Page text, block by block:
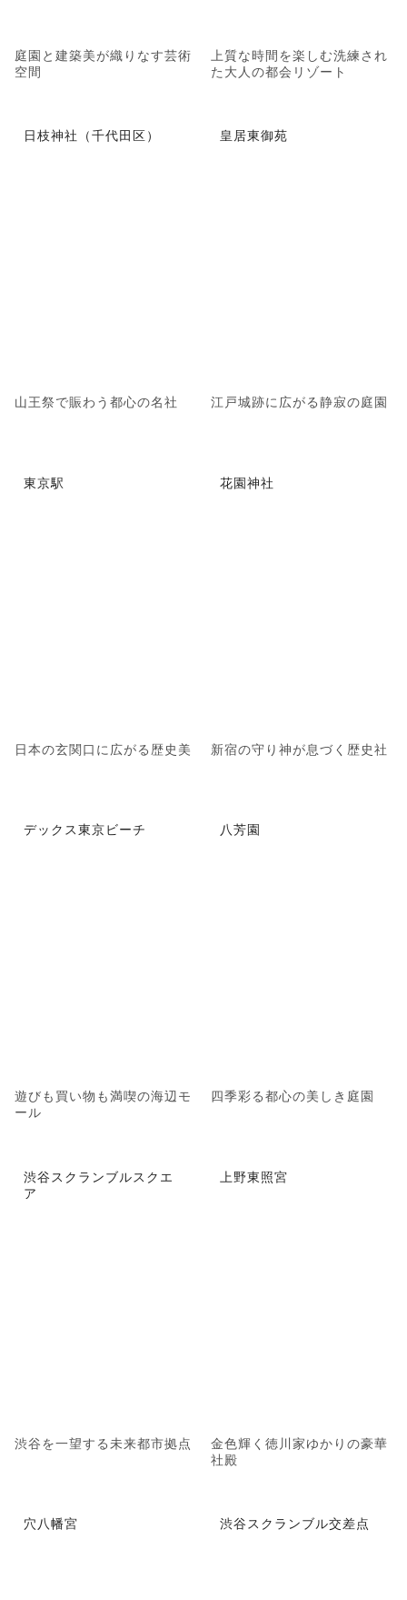
庭園と建築美が織りなす芸術
空間
上質な時間を楽しむ洗練され
た大人の都会リゾート
日枝神社（千代田区）
山王祭で賑わう都心の名社
皇居東御苑
江戸城跡に広がる静寂の庭園
東京駅
日本の玄関口に広がる歴史美
花園神社
新宿の守り神が息づく歴史社
デックス東京ビーチ
遊びも買い物も満喫の海辺モ
ール
八芳園
四季彩る都心の美しき庭園
渋谷スクランブルスクエ
ア
渋谷を一望する未来都市拠点
上野東照宮
金色輝く徳川家ゆかりの豪華
社殿
穴八幡宮 渋谷スクランブル交差点